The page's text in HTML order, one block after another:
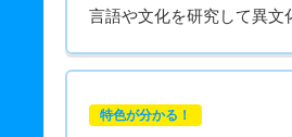
言語や文化を研究して異文
特色が分かる！